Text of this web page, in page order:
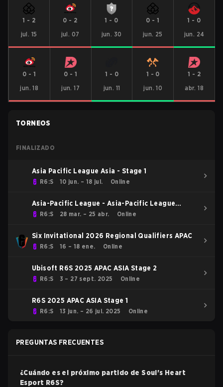
1 - 2
jul. 15
0 - 2
jul. 07
1 - 0
jun. 30
0 -1
jun. 25
1 - 0
jun. 24
0 - 1
jun. 18
0 - 1
jun. 17
1 - 0
jun. 11
1 - 0
jun. 10
1 - 2
abr. 18
TORNEOS
FINALIZADO
Asia Pacific League Asia - Stage 1
R6:S 10 jun. – 18 jul. Online
Asia-Pacific League - Asia-Pacific League
Kickoff: Asia
R6:S 28 mar. – 25 abr. Online
Six Invitational 2026 Regional Qualifiers APAC
R6:S 16 – 18 ene. Online
Ubisoft R6S 2025 APAC ASIA Stage 2
R6:S 3 – 27 sept. 2025 Online
R6S 2025 APAC ASIA Stage 1
R6:S 13 jun. – 26 jul. 2025 Online
PREGUNTAS FRECUENTES
¿Cuándo es el próximo partido deSoul's Heart
Esport R6S?